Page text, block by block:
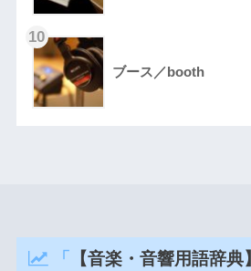
ブース／booth
「 【音楽・音響用語辞典】